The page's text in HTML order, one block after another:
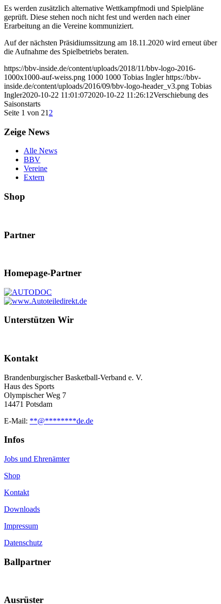
Es werden zusätzlich alternative Wettkampfmodi und Spielpläne
geprüft. Diese stehen noch nicht fest und werden nach einer
Erarbeitung an die Vereine kommuniziert.
Auf der nächsten Präsidiumssitzung am 18.11.2020 wird erneut über
die Aufnahme des Spielbetriebs beraten.
https://bbv-inside.de/content/uploads/2018/11/bbv-logo-2016-
1000x1000-auf-weiss.png 1000 1000 Tobias Ingler https://bbv-
inside.de/content/uploads/2016/09/bbv-logo-header_v3.png Tobias
Ingler2020-10-22 11:01:072020-10-22 11:26:12Verschiebung des
Saisonstarts
Seite 1 von 21 2
Zeige News
Alle News
BBV
Vereine
Extern
Shop
Partner
Homepage-Partner
Unterstützen Wir
Kontakt
Brandenburgischer Basketball-Verband e. V.
Haus des Sports
Olympischer Weg 7
14471 Potsdam
E-Mail: **@********de.de
Infos
Jobs und Ehrenämter
Shop
Kontakt
Downloads
Impressum
Datenschutz
Ballpartner
Ausrüster